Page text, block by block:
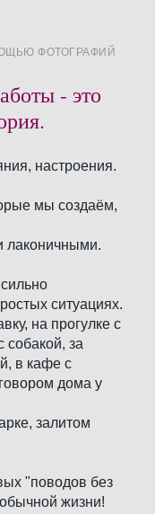
ФОТОГРАФИЙ
- это
настроения.
мы создаём,
лаконичными.
ситуациях.
на прогулке с
за
в кафе с
дома у
залитом
"поводов без
жизни!